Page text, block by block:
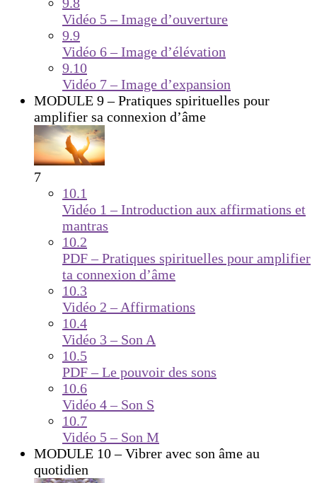
9.8
Vidéo 5 – Image d’ouverture
9.9
Vidéo 6 – Image d’élévation
9.10
Vidéo 7 – Image d’expansion
MODULE 9 – Pratiques spirituelles pour
amplifier sa connexion d’âme
7
10.1
Vidéo 1 – Introduction aux affirmations et
mantras
10.2
PDF – Pratiques spirituelles pour amplifier
ta connexion d’âme
10.3
Vidéo 2 – Affirmations
10.4
Vidéo 3 – Son A
10.5
PDF – Le pouvoir des sons
10.6
Vidéo 4 – Son S
10.7
Vidéo 5 – Son M
MODULE 10 – Vibrer avec son âme au
quotidien